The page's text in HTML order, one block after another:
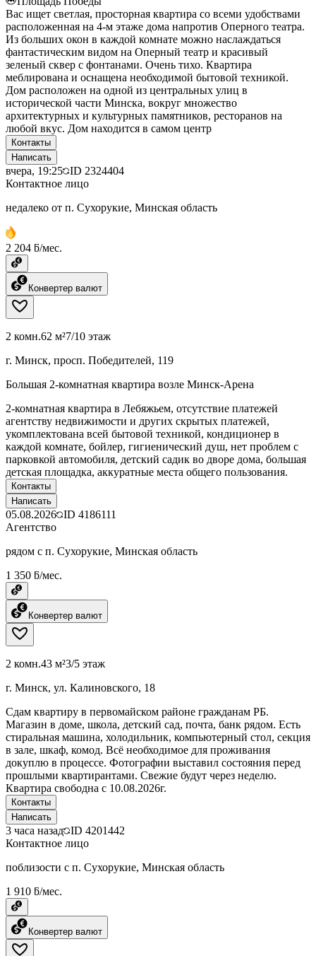
Вас ищет светлая, просторная квартира со всеми удобствами
расположенная на 4-м этаже дома напротив Оперного театра.
Из больших окон в каждой комнате можно наслаждаться
фантастическим видом на Оперный театр и красивый
зеленый сквер с фонтанами. Очень тихо. Квартира
меблирована и оснащена необходимой бытовой техникой.
Дом расположен на одной из центральных улиц в
исторической части Минска, вокруг множество
архитектурных и культурных памятников, ресторанов на
любой вкус. Дом находится в самом центр
Контакты
Написать
вчера, 19:25 ID 2324404
Контактное лицо
недалеко от п. Сухорукие, Минская область
2 204 ƃ/мес.
Конвертер валют
2 комн.62 м²7/10 этаж
г. Минск, просп. Победителей, 119
Большая 2-комнатная квартира возле Минск-Арена
2-комнатная квартира в Лебяжьем, отсутствие платежей
агентству недвижимости и других скрытых платежей,
укомплектована всей бытовой техникой, кондиционер в
каждой комнате, бойлер, гигиенический душ, нет проблем с
парковкой автомобиля, детский садик во дворе дома, большая
детская площадка, аккуратные места общего пользования.
Контакты
Написать
05.08.2026 ID 4186111
Агентство
рядом с п. Сухорукие, Минская область
1 350 ƃ/мес.
Конвертер валют
2 комн.43 м²3/5 этаж
г. Минск, ул. Калиновского, 18
Сдам квартиру в первомайском районе гражданам РБ.
Магазин в доме, школа, детский сад, почта, банк рядом. Есть
стиральная машина, холодильник, компьютерный стол, секция
в зале, шкаф, комод. Всё необходимое для проживания
докуплю в процессе. Фотографии выставил состояния перед
прошлыми квартирантами. Свежие будут через неделю.
Квартира свободна с 10.08.2026г.
Контакты
Написать
3 часа назад ID 4201442
Контактное лицо
поблизости с п. Сухорукие, Минская область
1 910 ƃ/мес.
Конвертер валют